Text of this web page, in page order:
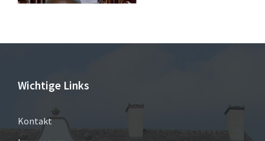
Wichtige Links
Kontakt